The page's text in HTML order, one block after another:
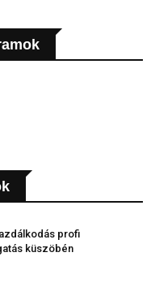
profi
küszöbén